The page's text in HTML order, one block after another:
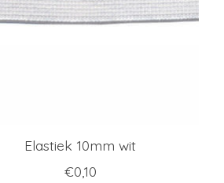
Elastiek 10mm wit
€0,10